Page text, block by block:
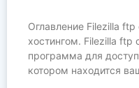
Оглавление Filezilla
хостингом. Filezilla ftp
программа для
котором находится